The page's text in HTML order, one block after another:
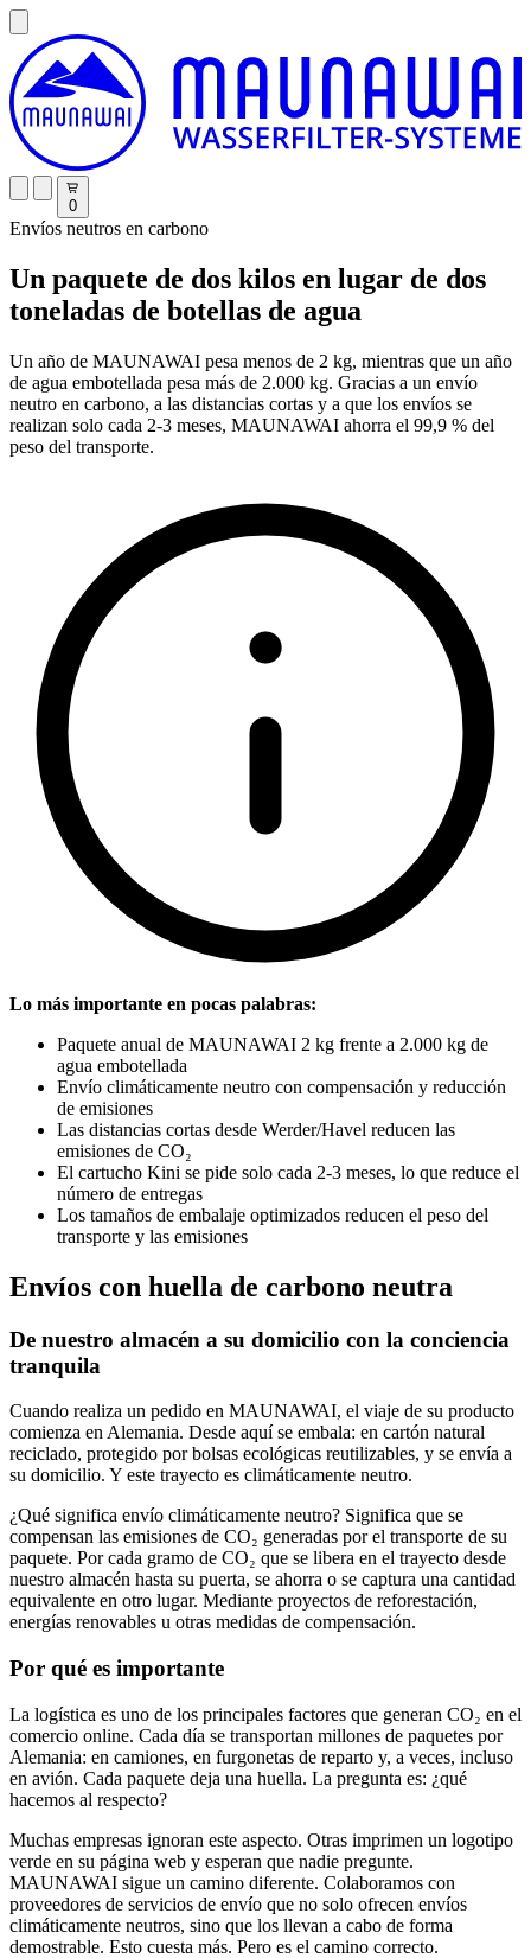
0
Envíos neutros en carbono
Un paquete de dos kilos en lugar de dos
toneladas de botellas de agua
Un año de MAUNAWAI pesa menos de 2 kg, mientras que un año
de agua embotellada pesa más de 2.000 kg. Gracias a un envío
neutro en carbono, a las distancias cortas y a que los envíos se
realizan solo cada 2-3 meses, MAUNAWAI ahorra el 99,9 % del
peso del transporte.
Lo más importante en pocas palabras:
Paquete anual de MAUNAWAI 2 kg frente a 2.000 kg de
agua embotellada
Envío climáticamente neutro con compensación y reducción
de emisiones
Las distancias cortas desde Werder/Havel reducen las
emisiones de CO₂
El cartucho Kini se pide solo cada 2-3 meses, lo que reduce el
número de entregas
Los tamaños de embalaje optimizados reducen el peso del
transporte y las emisiones
Envíos con huella de carbono neutra
De nuestro almacén a su domicilio con la conciencia
tranquila
Cuando realiza un pedido en MAUNAWAI, el viaje de su producto
comienza en Alemania. Desde aquí se embala: en cartón natural
reciclado, protegido por bolsas ecológicas reutilizables, y se envía a
su domicilio. Y este trayecto es climáticamente neutro.
¿Qué significa envío climáticamente neutro? Significa que se
compensan las emisiones de CO₂ generadas por el transporte de su
paquete. Por cada gramo de CO₂ que se libera en el trayecto desde
nuestro almacén hasta su puerta, se ahorra o se captura una cantidad
equivalente en otro lugar. Mediante proyectos de reforestación,
energías renovables u otras medidas de compensación.
Por qué es importante
La logística es uno de los principales factores que generan CO₂ en el
comercio online. Cada día se transportan millones de paquetes por
Alemania: en camiones, en furgonetas de reparto y, a veces, incluso
en avión. Cada paquete deja una huella. La pregunta es: ¿qué
hacemos al respecto?
Muchas empresas ignoran este aspecto. Otras imprimen un logotipo
verde en su página web y esperan que nadie pregunte.
MAUNAWAI sigue un camino diferente. Colaboramos con
proveedores de servicios de envío que no solo ofrecen envíos
climáticamente neutros, sino que los llevan a cabo de forma
demostrable. Esto cuesta más. Pero es el camino correcto.